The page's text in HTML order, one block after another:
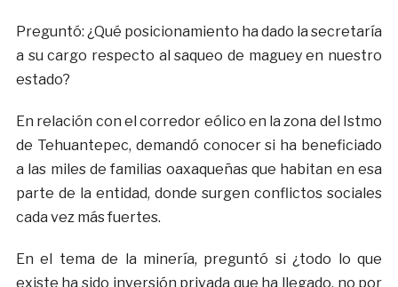
Preguntó: ¿Qué posicionamiento ha dado la secretaría
a su cargo respecto al saqueo de maguey en nuestro
estado?
En relación con el corredor eólico en la zona del Istmo
de Tehuantepec, demandó conocer si ha beneficiado
a las miles de familias oaxaqueñas que habitan en esa
parte de la entidad, donde surgen conflictos sociales
cada vez más fuertes.
En el tema de la minería, preguntó si ¿todo lo que
existe ha sido inversión privada que ha llegado, no por